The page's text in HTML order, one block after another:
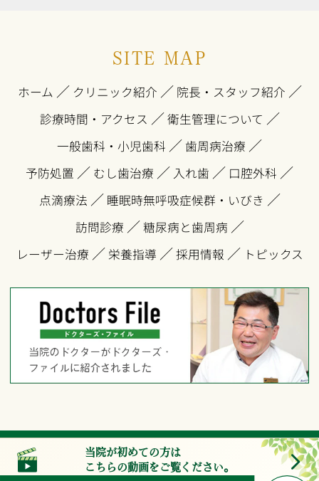
SITE MAP
ホーム ／ クリニック紹介 ／ 院長・スタッフ紹介 ／
診療時間・アクセス ／衛生管理について ／
一般歯科・小児歯科 ／ 歯周病治療 ／
予防処置 ／ むし歯治療 ／ 入れ歯 ／ 口腔外科 ／
点滴療法 ／ 睡眠時無呼吸症候群・いびき ／
訪問診療 ／糖尿病と歯周病 ／
レーザー治療 ／ 栄養指導 ／採用情報 ／ トピックス
© hibarinomori.com
当院が初めての方は
こちらの動画をご覧ください。